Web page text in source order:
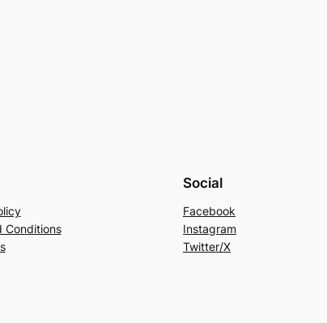
Conditions
Social
Facebook
Instagram
Twitter/X